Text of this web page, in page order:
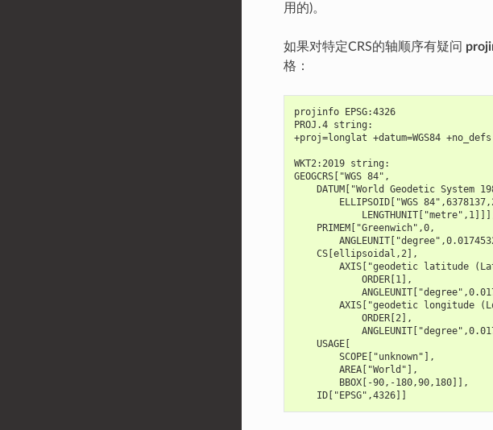
用的)。
如果对特定CRS的轴顺序有疑问
格：
projinfo EPSG:4326
PROJ.4 string:
+proj=longlat +datum=WGS84
WKT2:2019 string:
GEOGCRS["WGS 84",
DATUM["World Geodetic System
ELLIPSOID["WGS
    PRIMEM["Greenwich",0,
    CS[ellipsoidal,2],
AXIS["geodetic latitude
            ORDER[1],
AXIS["geodetic longitude
            ORDER[2],
    USAGE[
        SCOPE["unknown"],
        AREA["World"],
        BBOX[-90,-180,90,180]],
    ID["EPSG",4326]]